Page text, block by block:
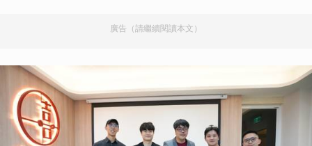
廣告（請繼續閱讀本文）